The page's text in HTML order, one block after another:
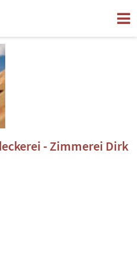
- Zimmerei Dirk